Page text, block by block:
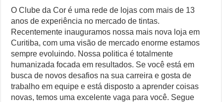
O Clube da Cor é uma rede de lojas com mais de 13
anos de experiência no mercado de tintas.
Recentemente inauguramos nossa mais nova loja em
Curitiba, com uma visão de mercado enorme estamos
sempre evoluindo. Nossa politica é totalmente
humanizada focada em resultados. Se você está em
busca de novos desafios na sua carreira e gosta de
trabalho em equipe e está disposto a aprender coisas
novas, temos uma excelente vaga para você. Segue